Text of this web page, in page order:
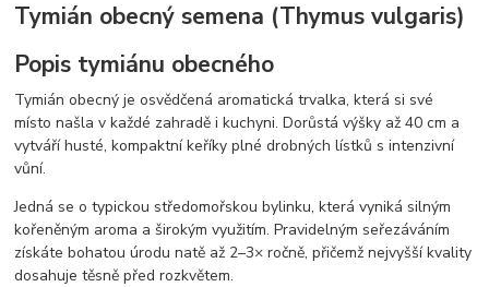
Tymián obecný semena (Thymus vulgaris)
Popis tymiánu obecného
Tymián obecný je osvědčená aromatická trvalka, která si své
místo našla v každé zahradě i kuchyni. Dorůstá výšky až 40 cm a
vytváří husté, kompaktní keříky plné drobných lístků s intenzivní
vůní.
Jedná se o typickou středomořskou bylinku, která vyniká silným
kořeněným aroma a širokým využitím. Pravidelným seřezáváním
získáte bohatou úrodu natě až 2–3× ročně, přičemž nejvyšší kvality
dosahuje těsně před rozkvětem.